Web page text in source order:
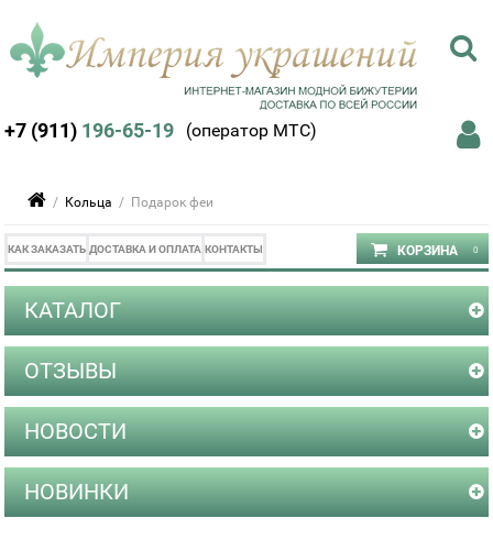
+7 (911) 196-65-19 (оператор МТС)
/ Кольца / Подарок феи
КАК ЗАКАЗАТЬ ДОСТАВКА И ОПЛАТА КОНТАКТЫ
КАТАЛОГ
ОТЗЫВЫ
НОВОСТИ
НОВИНКИ